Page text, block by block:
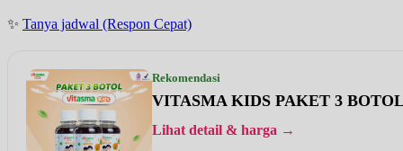
✨ Tanya jadwal (Respon Cepat)
Rekomendasi
VITASMA KIDS PAKET 3
Lihat detail & harga →